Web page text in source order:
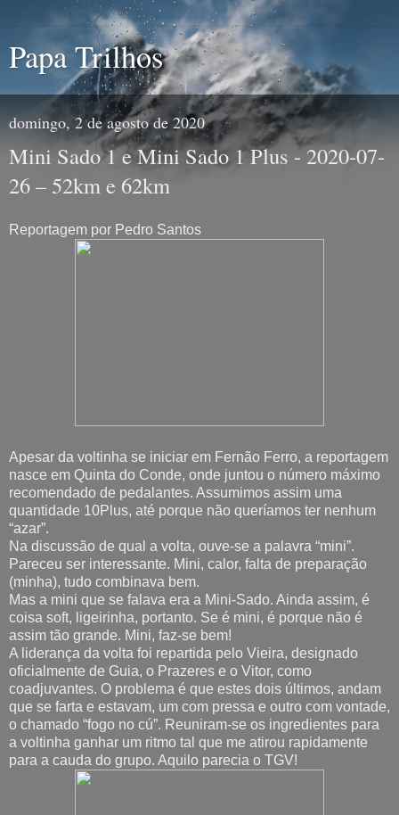
Papa Trilhos
domingo, 2 de agosto de 2020
Mini Sado 1 e Mini Sado 1 Plus - 2020-07-
26 – 52km e 62km
Reportagem por Pedro Santos
Apesar da voltinha se iniciar em Fernão Ferro, a reportagem
nasce em Quinta do Conde, onde juntou o número máximo
recomendado de pedalantes. Assumimos assim uma
quantidade 10Plus, até porque não queríamos ter nenhum
“azar”.
Na discussão de qual a volta, ouve-se a palavra “mini”.
Pareceu ser interessante. Mini, calor, falta de preparação
(minha), tudo combinava bem.
Mas a mini que se falava era a Mini-Sado. Ainda assim, é
coisa soft, ligeirinha, portanto. Se é mini, é porque não é
assim tão grande. Mini, faz-se bem!
A liderança da volta foi repartida pelo Vieira, designado
oficialmente de Guia, o Prazeres e o Vitor, como
coadjuvantes. O problema é que estes dois últimos, andam
que se farta e estavam, um com pressa e outro com vontade,
o chamado “fogo no cú”. Reuniram-se os ingredientes para
a voltinha ganhar um ritmo tal que me atirou rapidamente
para a cauda do grupo. Aquilo parecia o TGV!